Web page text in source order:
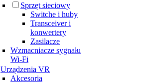
Sprzęt sieciowy
Switche i huby
Transceiver i
konwertery
Zasilacze
Wzmacniacze sygnału
Wi-Fi
Urządzenia VR
Akcesoria